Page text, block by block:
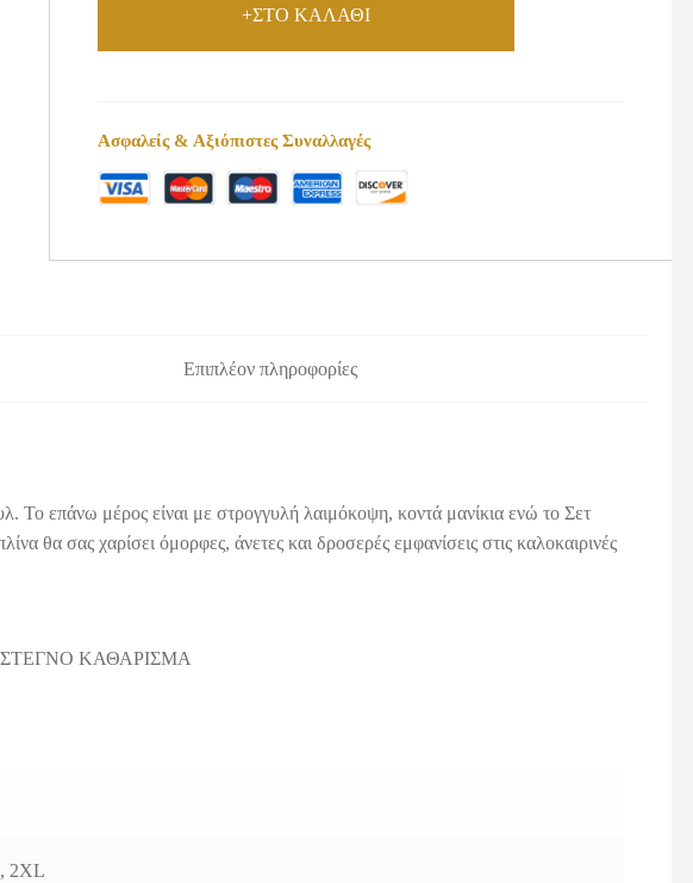
+ΣΤΟ ΚΑΛΑΘΙ
Ασφαλείς & Αξιόπιστες Συναλλαγές
Επιπλέον πληροφορίες
Το επάνω μέρος είναι με στρογγυλή λαιμόκοψη, κοντά μανίκια ενώ το Σετ
θα σας χαρίσει όμορφες, άνετες και δροσερές εμφανίσεις στις καλοκαιρινές
ΚΑΘΑΡΙΣΜΑ
2XL